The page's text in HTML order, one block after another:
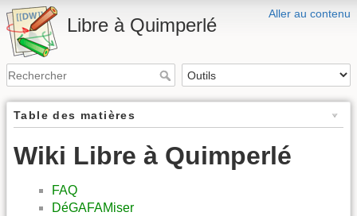
Aller au contenu
Libre à Quimperlé
Table des matières
Wiki Libre à Quimperlé
FAQ
DéGAFAMiser